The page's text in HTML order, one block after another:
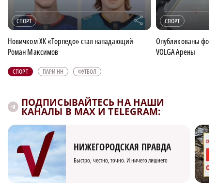
СПОРТ r
Новичком ХК «Торпедо» стал нападающий
Роман Максимов
СПОРТ
Опубликованы
VOLGA Арены
СПОРТ ПАРИ НН ФУТБОЛ
ПОДПИСЫВАЙТЕСЬ НА НАШИ
КАНАЛЫ В MAX И TELEGRAM:
НИЖЕГОРОДСКАЯ ПРАВДА
Быстро, честно, точно. И ничего лишнего